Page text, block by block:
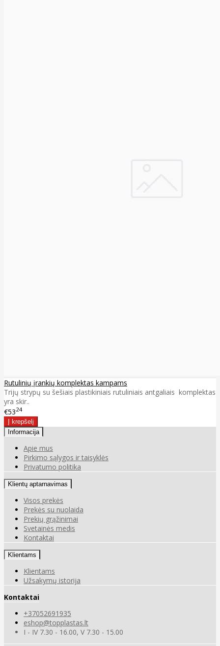
Rutulinių įrankių komplektas kampams
Trijų strypų su šešiais plastikiniais rutuliniais antgaliais komplektas
yra skir..
€5324
Informacija
Apie mus
Pirkimo sąlygos ir taisyklės
Privatumo politika
Klientų aptarnavimas
Visos prekės
Prekės su nuolaida
Prekių grąžinimai
Svetainės medis
Kontaktai
Klientams
Klientams
Užsakymų istorija
Kontaktai
+37052691935
eshop@topplastas.lt
I - IV 7.30 - 16.00, V 7.30 - 15.00